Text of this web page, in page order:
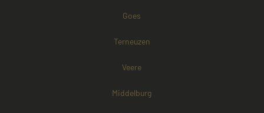
Goes
Terneuzen
Veere
Middelburg